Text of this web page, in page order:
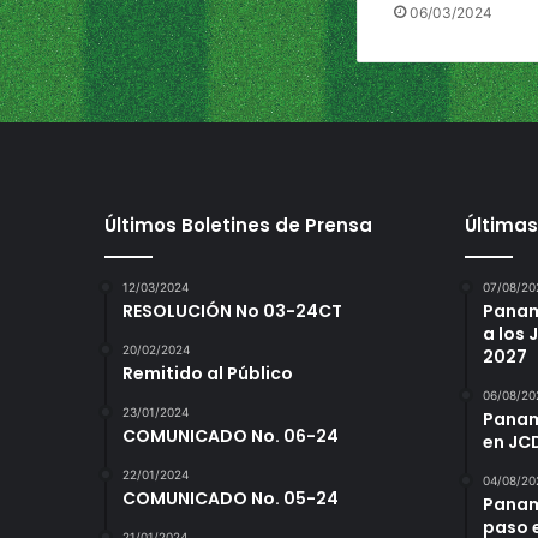
06/03/2024
Últimos Boletines de Prensa
12/03/2024
RESOLUCIÓN No 03-24CT
20/02/2024
Remitido al Público
23/01/2024
COMUNICADO No. 06-24
22/01/2024
COMUNICADO No. 05-24
07/08/
a los
2027
06/08/
en
04/08/
paso